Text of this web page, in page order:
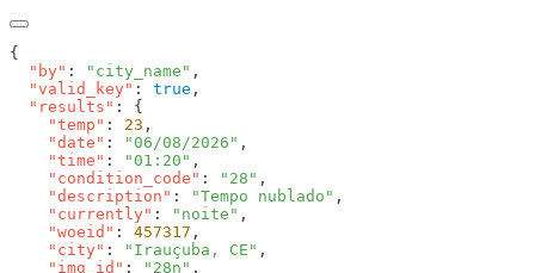
  "by"
: "city_name"
  "valid_key"
: true
  "results"
    "temp"
: 23
    "date"
: "06/08/2026"
    "time"
: "01:20"
    "condition_code"
: "28"
    "description"
: "Tempo nublado"
    "currently"
: "noite"
    "woeid"
: 457317
    "city"
: "Irauçuba, CE"
    "img_id"
: "28n"